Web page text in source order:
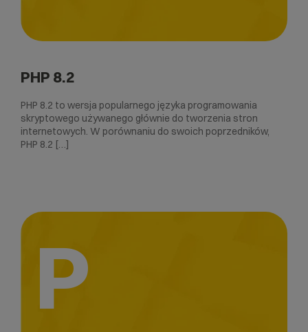
PHP 8.2
PHP 8.2 to wersja popularnego języka programowania
skryptowego używanego głównie do tworzenia stron
internetowych. W porównaniu do swoich poprzedników,
PHP 8.2 […]
P